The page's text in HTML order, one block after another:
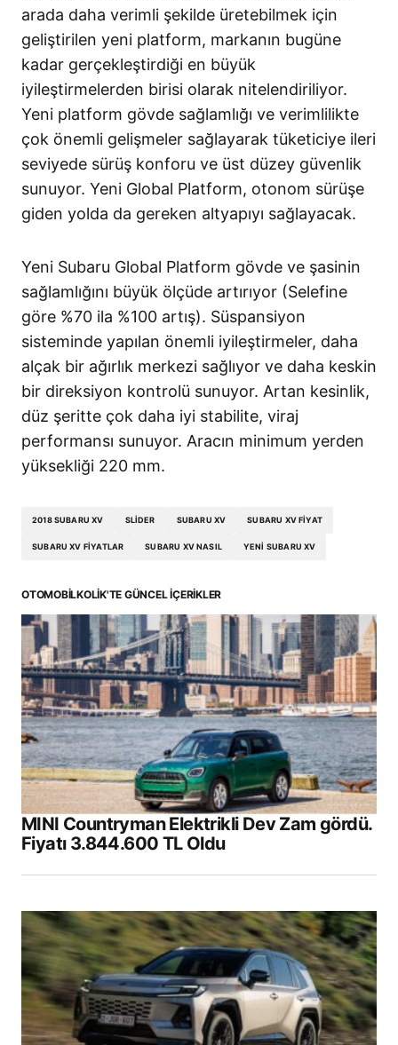
arada daha verimli şekilde üretebilmek için
geliştirilen yeni platform, markanın bugüne
kadar gerçekleştirdiği en büyük
iyileştirmelerden birisi olarak nitelendiriliyor.
Yeni platform gövde sağlamlığı ve verimlilikte
çok önemli gelişmeler sağlayarak tüketiciye ileri
seviyede sürüş konforu ve üst düzey güvenlik
sunuyor. Yeni Global Platform, otonom sürüşe
giden yolda da gereken altyapıyı sağlayacak.
Yeni Subaru Global Platform gövde ve şasinin
sağlamlığını büyük ölçüde artırıyor (Selefine
göre %70 ila %100 artış). Süspansiyon
sisteminde yapılan önemli iyileştirmeler, daha
alçak bir ağırlık merkezi sağlıyor ve daha keskin
bir direksiyon kontrolü sunuyor. Artan kesinlik,
düz şeritte çok daha iyi stabilite, viraj
performansı sunuyor. Aracın minimum yerden
yüksekliği 220 mm.
2018 SUBARU XV SLIDER SUBARU XV SUBARU XV FIYAT
SUBARU XV FIYATLAR SUBARU XV NASIL YENI SUBARU XV
OTOMOBILKOLIK'TE GÜNCEL İÇERIKLER
MINI Countryman Elektrikli Dev Zam gördü.
Fiyatı 3.844.600 TL Oldu